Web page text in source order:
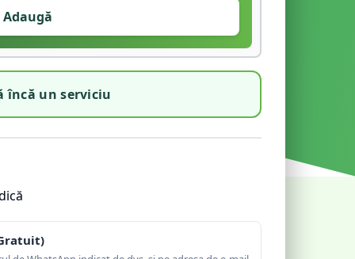
Adaugă
încă un serviciu